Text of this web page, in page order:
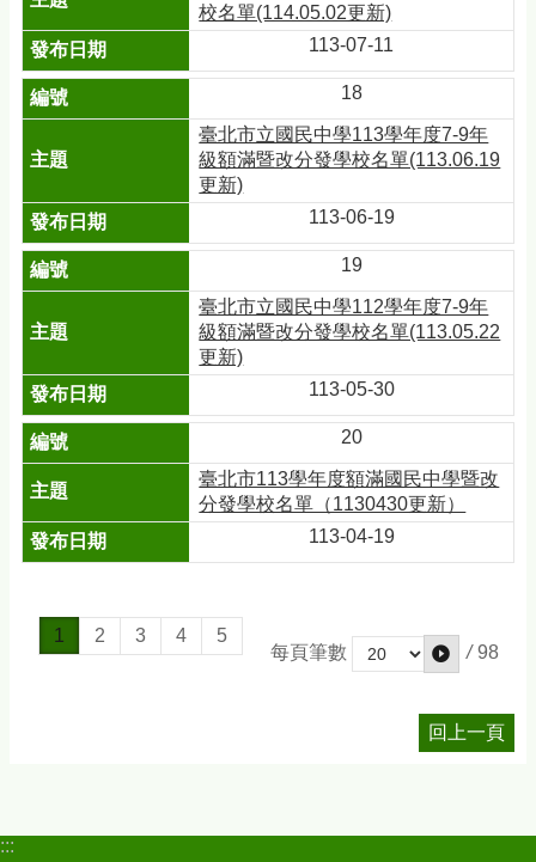
校名單(114.05.02更新)
113-07-11
18
臺北市立國民中學113學年度7-9年
級額滿暨改分發學校名單(113.06.19
更新)
113-06-19
19
臺北市立國民中學112學年度7-9年
級額滿暨改分發學校名單(113.05.22
更新)
113-05-30
20
臺北市113學年度額滿國民中學暨改
分發學校名單（1130430更新）
113-04-19
1 2 3 4
5
每頁筆數
/ 98
回上一頁
:::